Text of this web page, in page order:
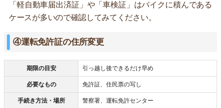
「軽自動車届出済証」や「車検証」はバイクに積んである
ケースが多いので確認してみてください。
④運転免許証の住所変更
期限の目安 引っ越し後できるだけ早め
必要なもの 免許証、住民票の写し
手続き方法・場所 警察署、運転免許センター